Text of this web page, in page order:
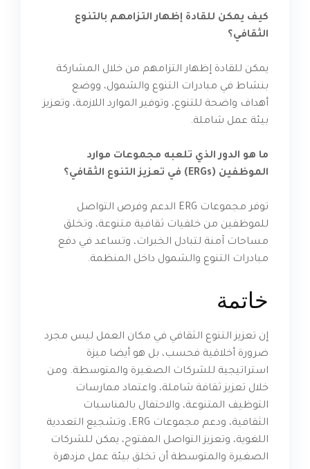
كيف يمكن للقادة إظهار التزامهم بالتنوع
الثقافي؟
يمكن للقادة إظهار التزامهم من خلال المشاركة
بنشاط في مبادرات التنوع والشمول، ووضع
أهداف واضحة للتنوع، وتوفير الموارد اللازمة، وتعزيز
بيئة عمل شاملة.
ما هو الدور الذي تلعبه مجموعات موارد
الموظفين (ERGs) في تعزيز التنوع الثقافي؟
توفر مجموعات ERG الدعم وفرص التواصل
للموظفين من خلفيات ثقافية متنوعة، وتخلق
مساحات آمنة لتبادل الخبرات، وتساعد في دفع
مبادرات التنوع والشمول داخل المنظمة.
خاتمة
إن تعزيز التنوع الثقافي في مكان العمل ليس مجرد
ضرورة أخلاقية فحسب، بل هو أيضا ميزة
استراتيجية للشركات الصغيرة والمتوسطة. ومن
خلال تعزيز ثقافة شاملة، واعتماد ممارسات
التوظيف المتنوعة، والاحتفال بالمناسبات
الثقافية، ودعم مجموعات ERG، وتشجيع التعددية
اللغوية، وتعزيز التواصل المفتوح، يمكن للشركات
الصغيرة والمتوسطة أن تخلق بيئة عمل مزدهرة